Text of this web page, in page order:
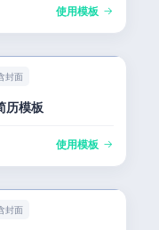
使用模板
封面
历模板
使用模板
封面